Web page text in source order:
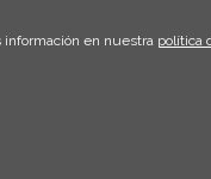
información en nuestra política